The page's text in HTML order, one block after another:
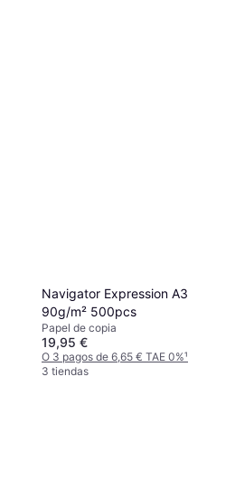
Navigator Expression A3
90g/m² 500pcs
Papel de copia
19,95 €
O 3 pagos de 6,65 € TAE 0%¹
3 tiendas